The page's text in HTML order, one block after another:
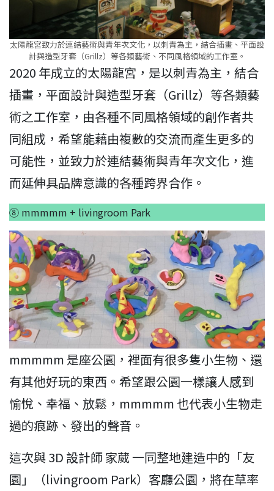
太陽龍宮致力於連結藝術與青年次文化，以刺青為主，結合插畫、平面設
計與造型牙套（Grillz）等各類藝術、不同風格領域的工作室。
2020 年成立的太陽龍宮，是以刺青為主，結合
插畫，平面設計與造型牙套（Grillz）等各類藝
術之工作室，由各種不同風格領域的創作者共
同組成，希望能藉由複數的交流而產生更多的
可能性，並致力於連結藝術與青年次文化，進
而延伸具品牌意識的各種跨界合作。
⑧ mmmmm + livingroom Park
mmmmm 是座公園，裡面有很多隻小生物、還
有其他好玩的東西。希望跟公園一樣讓人感到
愉悅、幸福、放鬆，mmmmm 也代表小生物走
過的痕跡、發出的聲音。
這次與 3D 設計師 家葳 一同整地建造中的「友
園」（livingroom Park）客廳公園，將在草率